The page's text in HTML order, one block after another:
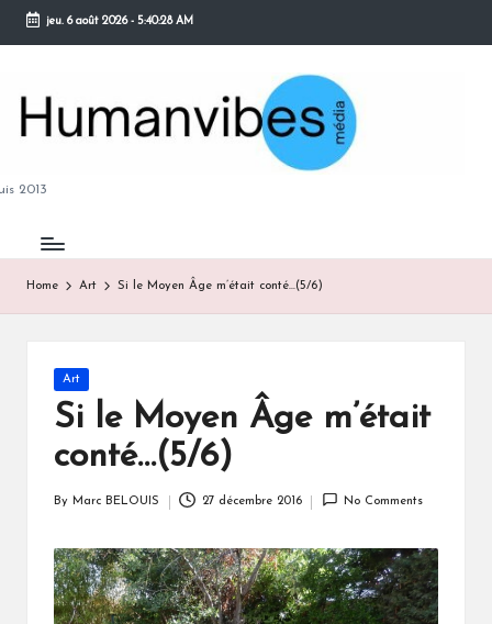
Skip
content
jeu. 6 août 2026- 5:40:29 AM
2013
Home Art Si le Moyen Âge m’était conté…(5/6)
Posted
Art
Si le Moyen Âge m’était
conté…(5/6)
By Marc BELOUIS 27 décembre 2016 No Comments